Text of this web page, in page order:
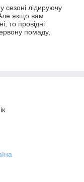
лідируючу
якщо вам
то провідні
помаду,